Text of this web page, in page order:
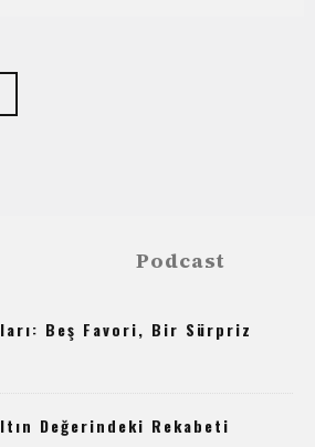
Podcast
Beş Favori, Bir Sürpriz
Değerindeki Rekabeti